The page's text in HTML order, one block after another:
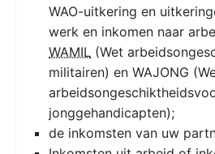
WAO-uitkering en
werk en inkomen naar
WAMIL (Wet
militairen) en WAJONG
jonggehandicapten);
de inkomsten van uw